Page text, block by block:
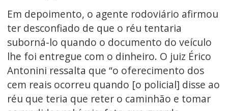
Em depoimento, o agente rodoviário afirmou
ter desconfiado de que o réu tentaria
suborná-lo quando o documento do veículo
lhe foi entregue com o dinheiro. O juiz Érico
Antonini ressalta que “o oferecimento dos
cem reais ocorreu quando [o policial] disse ao
réu que teria que reter o caminhão e tomar